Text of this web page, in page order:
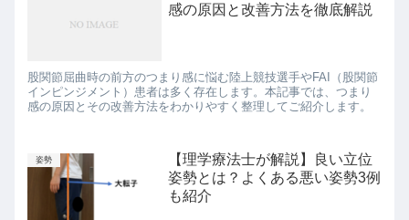
感の原因と改善方法を徹底解説
股関節屈曲時の前方のつまり感に悩む陸上競技選手やFAI（股関節
インピンジメント）患者は多く存在します。本記事では、つまり
感の原因とその改善方法をわかりやすく整理してご紹介します。
姿勢
【理学療法士が解説】良い立位
姿勢とは？よくある悪い姿勢3例
も紹介